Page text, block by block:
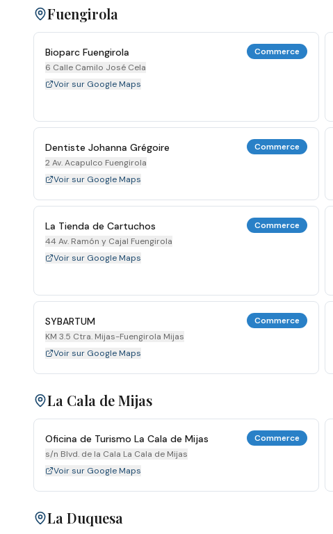
Fuengirola
Bioparc Fuengirola
6 Calle Camilo José Cela
Commerce
Voir sur Google Maps
Dentiste Johanna Grégoire
2 Av. Acapulco Fuengirola
Commerce
Voir sur Google Maps
La Tienda de Cartuchos
44 Av. Ramón y Cajal Fuengirola
Commerce
Voir sur Google Maps
SYBARTUM
KM 3.5 Ctra. Mijas-Fuengirola Mijas
Commerce
Voir sur Google Maps
La Cala de Mijas
Oficina de Turismo La Cala de Mijas
s/n Blvd. de la Cala La Cala de Mijas
Commerce
Voir sur Google Maps
La Duquesa